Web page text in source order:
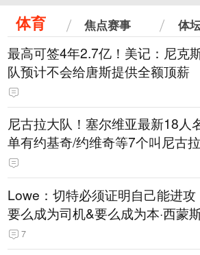
体育 焦点赛事 体
最高可签4年2.7亿！美记：尼克
队预计不会给唐斯提供全额顶薪
尼古拉大队！塞尔维亚最新18人
单有约基奇/约维奇等7个叫尼古拉
Lowe：切特必须证明自己能进攻
要么成为司机&要么成为本·西蒙
7